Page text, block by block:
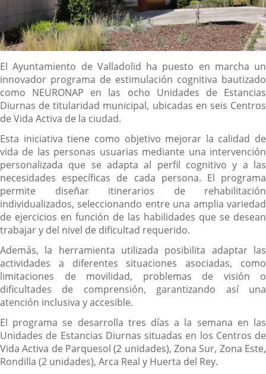
Descripción
El Ayuntamiento de Valladolid ha puesto en marcha un
innovador programa de estimulación cognitiva bautizado
como NEURONAP en las ocho Unidades de Estancias
Diurnas de titularidad municipal, ubicadas en seis Centros
de Vida Activa de la ciudad.
Esta iniciativa tiene como objetivo mejorar la calidad de
vida de las personas usuarias mediante una intervención
personalizada que se adapta al perfil cognitivo y a las
necesidades específicas de cada persona. El programa
permite diseñar itinerarios de rehabilitación
individualizados, seleccionando entre una amplia variedad
de ejercicios en función de las habilidades que se desean
trabajar y del nivel de dificultad requerido.
Además, la herramienta utilizada posibilita adaptar las
actividades a diferentes situaciones asociadas, como
limitaciones de movilidad, problemas de visión o
dificultades de comprensión, garantizando así una
atención inclusiva y accesible.
El programa se desarrolla tres días a la semana en las
Unidades de Estancias Diurnas situadas en los Centros de
Vida Activa de Parquesol (2 unidades), Zona Sur, Zona Este,
Rondilla (2 unidades), Arca Real y Huerta del Rey.